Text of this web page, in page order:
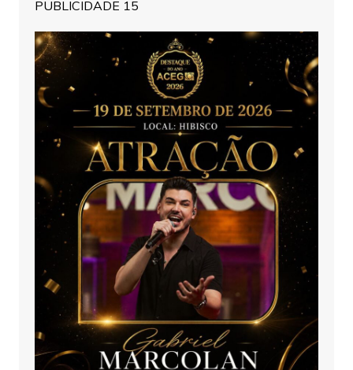
PUBLICIDADE 15